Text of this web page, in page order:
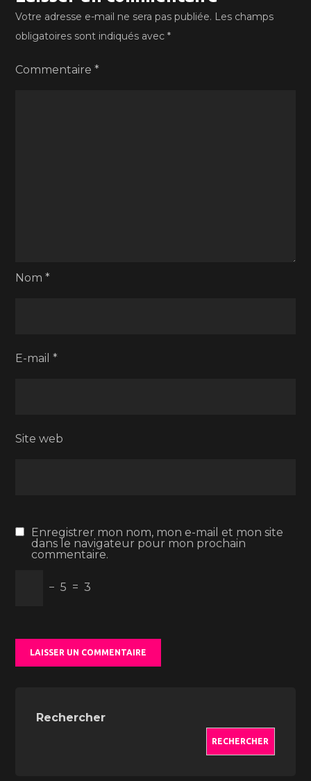
Votre adresse e-mail ne sera pas publiée. Les champs
obligatoires sont indiqués avec*
Commentaire*
Nom*
E-mail*
Site web
Enregistrer mon nom, mon e-mail et mon site
dans le navigateur pour mon prochain
commentaire.
− 5 = 3
Rechercher
RECHERCHER